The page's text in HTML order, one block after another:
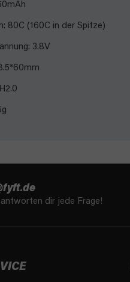
80C (160C in der Spitze)
3.8V
dir jede Frage!